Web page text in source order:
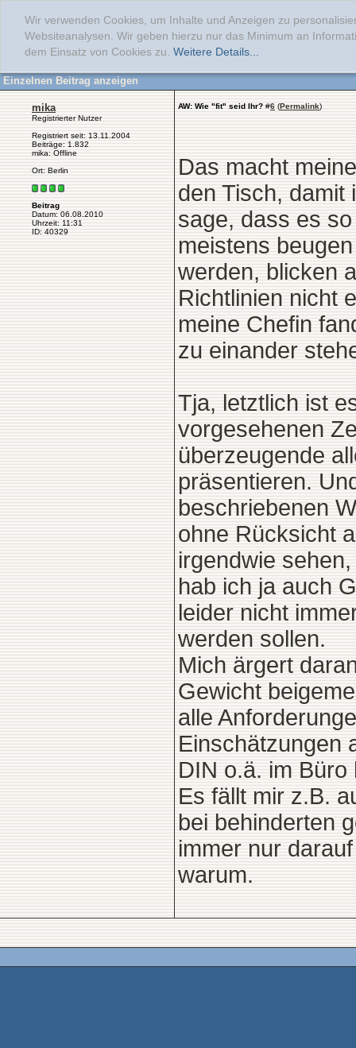
Wir verwenden Cookies, um Inhalte und Anzeigen zu
Websiteanalysen. Wir geben hierzu nur das Minimum an
dem Einsatz von Cookies zu. Weitere Details...
Einzelnen Beitrag anzeigen
mika
Registrierter Nutzer
Registriert seit: 13.11.2004
Beiträge: 1.832
mika: Offline
Ort: Berlin
Beitrag
Datum: 06.08.2010
Uhrzeit: 11:31
ID: 40329
AW: Wie "fit" seid Ihr? #6 (Permalink)
Das macht
den Tisch, damit
sage, dass es
meistens
werden, blicken
Richtlinien nicht
meine Chefin
zu einander
Tja, letztlich ist
vorgesehenen
überzeugende
präsentieren.
beschriebenen
ohne Rücksicht
irgendwie
hab ich ja auch
leider nicht
werden sollen.
Mich ärgert
Gewicht
alle
Einschätzungen
DIN o.ä. im
Es fällt mir z.B.
bei behinderten
immer nur
warum.